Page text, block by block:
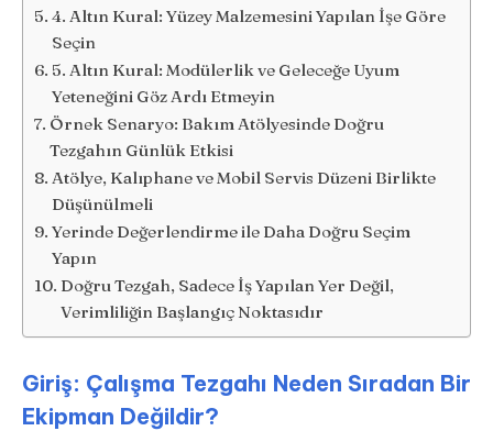
4. Altın Kural: Yüzey Malzemesini Yapılan İşe Göre
Seçin
5. Altın Kural: Modülerlik ve Geleceğe Uyum
Yeteneğini Göz Ardı Etmeyin
Örnek Senaryo: Bakım Atölyesinde Doğru
Tezgahın Günlük Etkisi
Atölye, Kalıphane ve Mobil Servis Düzeni Birlikte
Düşünülmeli
Yerinde Değerlendirme ile Daha Doğru Seçim
Yapın
Doğru Tezgah, Sadece İş Yapılan Yer Değil,
Verimliliğin Başlangıç Noktasıdır
Giriş: Çalışma Tezgahı Neden Sıradan Bir
Ekipman Değildir?